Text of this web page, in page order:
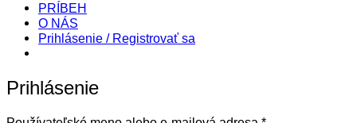
PRÍBEH
O NÁS
Prihlásenie / Registrovať sa
Prihlásenie